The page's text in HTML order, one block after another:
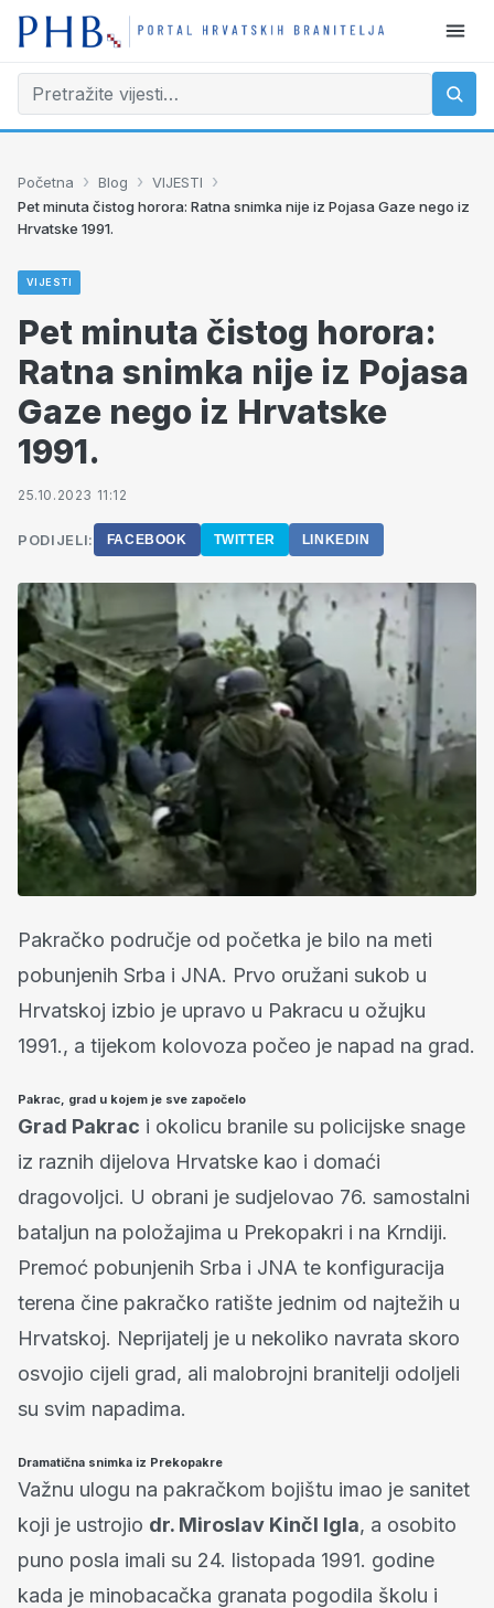
Početna › Blog › VIJESTI ›
Pet minuta čistog horora: Ratna snimka nije iz Pojasa Gaze nego iz
Hrvatske 1991.
VIJESTI
Pet minuta čistog horora:
Ratna snimka nije iz Pojasa
Gaze nego iz Hrvatske
1991.
25.10.2023 11:12
PODIJELI: FACEBOOK TWITTER LINKEDIN
Pakračko područje od početka je bilo na meti
pobunjenih Srba i JNA. Prvo oružani sukob u
Hrvatskoj izbio je upravo u Pakracu u ožujku
1991., a tijekom kolovoza počeo je napad na grad.
Pakrac, grad u kojem je sve započelo
Grad Pakrac i okolicu branile su policijske snage
iz raznih dijelova Hrvatske kao i domaći
dragovoljci. U obrani je sudjelovao 76. samostalni
bataljun na položajima u Prekopakri i na Krndiji.
Premoć pobunjenih Srba i JNA te konfiguracija
terena čine pakračko ratište jednim od najtežih u
Hrvatskoj. Neprijatelj je u nekoliko navrata skoro
osvojio cijeli grad, ali malobrojni branitelji odoljeli
su svim napadima.
Dramatična snimka iz Prekopakre
Važnu ulogu na pakračkom bojištu imao je sanitet
koji je ustrojio dr. Miroslav Kinčl Igla, a osobito
puno posla imali su 24. listopada 1991. godine
kada je minobacačka granata pogodila školu i